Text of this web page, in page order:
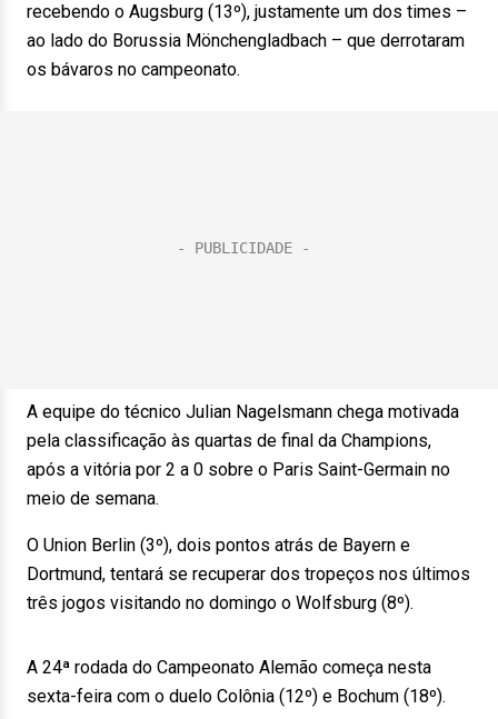
recebendo o Augsburg (13º), justamente um dos times –
ao lado do Borussia Mönchengladbach – que derrotaram
os bávaros no campeonato.
A equipe do técnico Julian Nagelsmann chega motivada
pela classificação às quartas de final da Champions,
após a vitória por 2 a 0 sobre o Paris Saint-Germain no
meio de semana.
O Union Berlin (3º), dois pontos atrás de Bayern e
Dortmund, tentará se recuperar dos tropeços nos últimos
três jogos visitando no domingo o Wolfsburg (8º).
A 24ª rodada do Campeonato Alemão começa nesta
sexta-feira com o duelo Colônia (12º) e Bochum (18º).